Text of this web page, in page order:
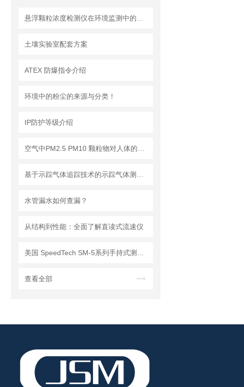
土壤实验室配套方案
ATEX 防爆指令介绍
环境中的粉尘的来源与分类！
IP防护等级介绍
水管漏水如何查漏？
从结构到性能：全面了解直读式流速仪
查看全部